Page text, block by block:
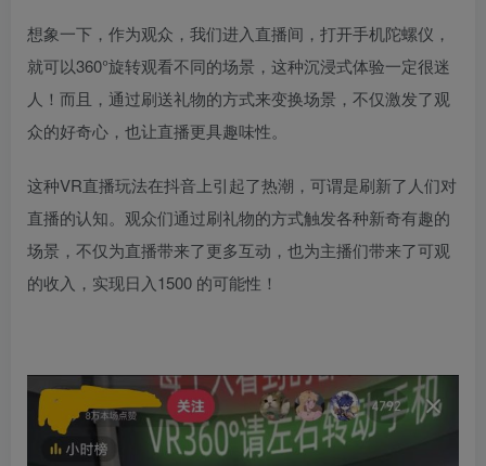
想象一下，作为观众，我们进入直播间，打开手机陀螺仪，
就可以360°旋转观看不同的场景，这种沉浸式体验一定很迷
人！而且，通过刷送礼物的方式来变换场景，不仅激发了观
众的好奇心，也让直播更具趣味性。
这种VR直播玩法在抖音上引起了热潮，可谓是刷新了人们对
直播的认知。观众们通过刷礼物的方式触发各种新奇有趣的
场景，不仅为直播带来了更多互动，也为主播们带来了可观
的收入，实现日入1500 的可能性！